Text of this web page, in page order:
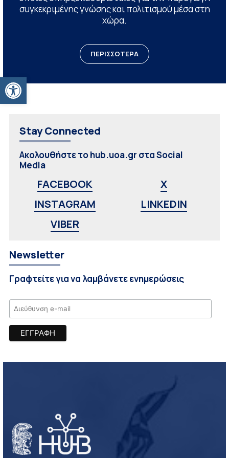
Ανοίξτε τη γραμμή εργαλείων
συγκεκριμένης γνώσης και πολιτισμού μέσα στη
χώρα.
ΠΕΡΙΣΣΟΤΕΡΑ
Stay Connected
Ακολουθήστε το hub.uoa.gr στα Social
Media
FACEBOOK
X
INSTAGRAM
LINKEDIN
VIBER
Newsletter
Γραφτείτε για να λαμβάνετε ενημερώσεις